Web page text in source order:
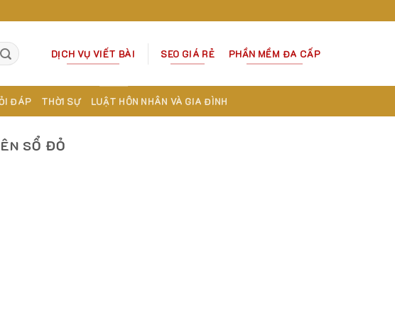
DỊCH VỤ VIẾT BÀI SEO GIÁ RẺ PHẦN MỀM ĐA CẤP
ĐÁP THỜI SỰ LUẬT HÔN NHÂN VÀ GIA ĐÌNH
SỔ ĐỎ